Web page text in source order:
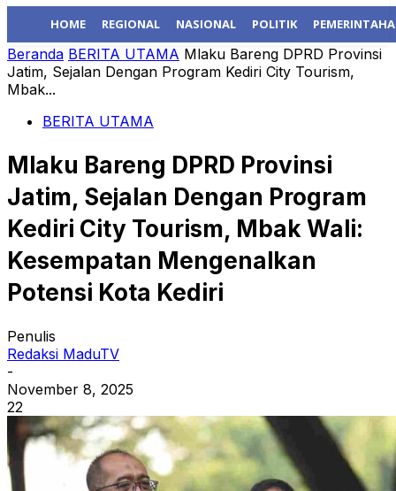
HOME REGIONAL NASIONAL POLITIK
Beranda BERITA UTAMA Mlaku Bareng DPRD Provinsi
Jatim, Sejalan Dengan Program Kediri City Tourism,
Mbak...
BERITA UTAMA
Mlaku Bareng DPRD Provinsi
Jatim, Sejalan Dengan Program
Kediri City Tourism, Mbak Wali:
Kesempatan Mengenalkan
Potensi Kota Kediri
Penulis
Redaksi MaduTV
-
November 8, 2025
22